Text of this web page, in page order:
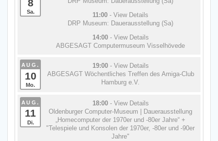
8
Sa.
11:00 - View Details
DRP Museum: Dauerausstellung (Sa)
14:00 - View Details
ABGESAGT Computermuseum Visselhövede
AUG.
10
Mo.
19:00 - View Details
ABGESAGT Wöchentliches Treffen des Amiga-Club
Hamburg e.V.
AUG.
11
Di.
18:00 - View Details
Oldenburger Computer-Museum | Dauerausstellung
„Homecomputer der 1970er und -80er Jahre“ +
"Telespiele und Konsolen der 1970er, -80er und -90er
Jahre"